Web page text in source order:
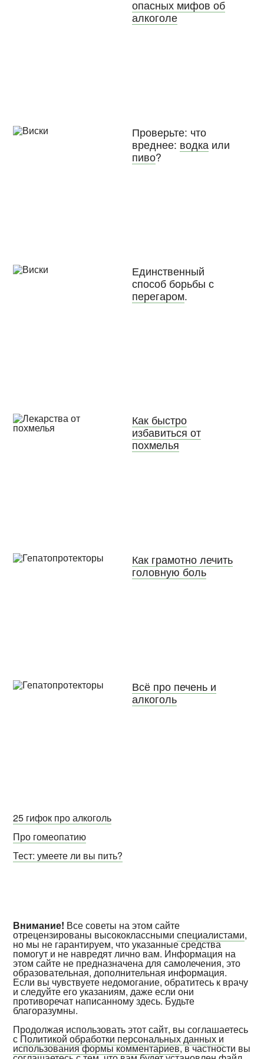
опасных мифов об
алкоголе
Проверьте: что
вреднее: водка или
пиво?
Единственный
способ борьбы с
перегаром.
Как быстро
избавиться от
похмелья
Как грамотно лечить
головную боль
Всё про печень и
алкоголь
25 гифок про алкоголь
Про гомеопатию
Тест: умеете ли вы пить?
Внимание! Все советы на этом сайте
отрецензированы высококласснымиспециалистами,
но мы не гарантируем, что указанные средства
помогут и не навредят лично вам. Информация на
этом сайте не предназначена для самолечения, это
образовательная, дополнительная информация.
Если вы чувствуете недомогание, обратитесь к врачу
и следуйте его указаниям, даже если они
противоречат написанному здесь. Будьте
благоразумны.
Продолжая использовать этот сайт, вы соглашаетесь
с Политикой обработки персональных данных и
использования формы комментариев, в частности вы